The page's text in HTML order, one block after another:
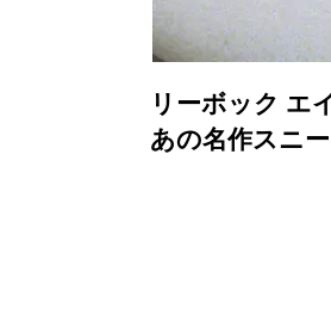
リーボック エ
あの名作スニ